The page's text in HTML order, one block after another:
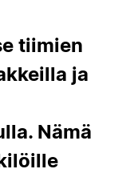
tiimien
ja
Nämä